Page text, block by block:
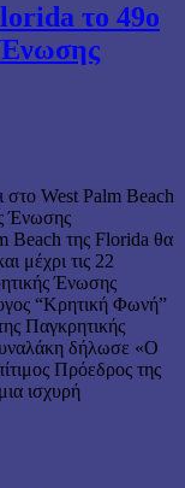
το 49ο
Ένωσης
στο West Palm Beach
Ένωσης
Beach της Florida θα
μέχρι τις 22
Ένωσης
“Κρητική Φωνή”
Παγκρητικής
δήλωσε «Ο
Πρόεδρος της
ισχυρή